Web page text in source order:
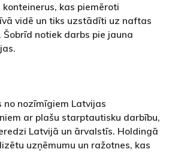
kas piemēroti
vidē un tiks uzstādīti uz naftas
notiek darbs pie jauna
no nozīmīgiem Latvijas
ar plašu starptautisku darbību,
Latvijā un ārvalstīs. Holdingā
uzņēmumu un ražotnes, kas